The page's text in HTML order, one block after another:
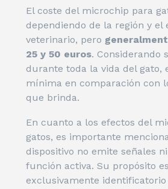
El coste del microchip para
dependiendo de la región y el
veterinario, pero
25 y 50 euros. Considerando
durante toda la vida del gato,
mínima en comparación con
que brinda.
En cuanto a los efectos del
gatos, es importante
dispositivo no emite señales
función activa. Su propósito es
exclusivamente identificatorio